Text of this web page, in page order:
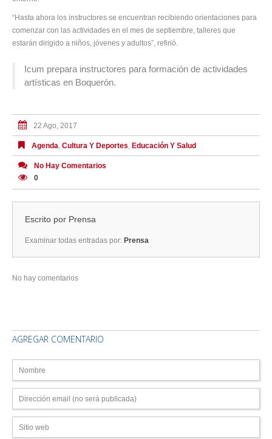
“Hasta ahora los instructores se encuentran recibiendo orientaciones para
comenzar con las actividades en el mes de septiembre, talleres que
estarán dirigido a niños, jóvenes y adultos”, refirió.
Icum prepara instructores para formación de actividades
artísticas en Boquerón.
22 Ago, 2017
Agenda, Cultura Y Deportes, Educación Y Salud
No Hay Comentarios
0
Escrito por Prensa
Examinar todas entradas por: Prensa
No hay comentarios
AGREGAR COMENTARIO